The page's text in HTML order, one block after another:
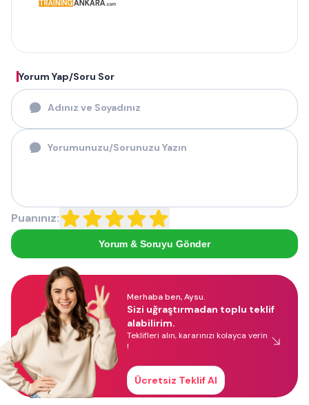
Yorum Yap/Soru Sor
Puanınız:
Yorum & Soruyu Gönder
Merhaba ben, Aysu.
Sizi uğraştırmadan toplu teklif
alabilirim.
Teklifleri alın, kararınızı kolayca verin
!
Ücretsiz Teklif Al